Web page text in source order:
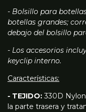
- Bolsillo para
botellas grandes;
debajo del bolsillo
- Los accesorios
keyclip interno.
Características:
- TEJIDO:330D
la parte trasera y